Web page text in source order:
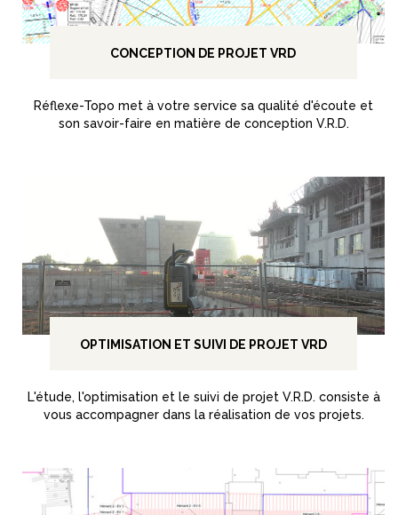
CONCEPTION DE PROJET VRD
Réflexe-Topo met à votre service sa qualité d'écoute et
son savoir-faire en matière de conception V.R.D.
OPTIMISATION ET SUIVI DE PROJET VRD
L'étude, l'optimisation et le suivi de projet V.R.D. consiste à
vous accompagner dans la réalisation de vos projets.